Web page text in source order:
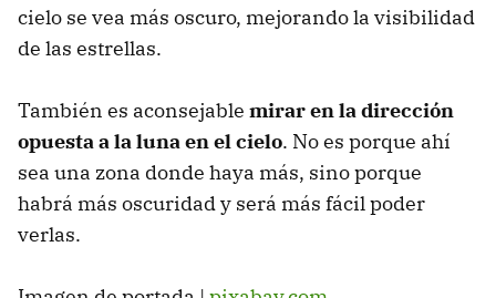
cielo se vea más oscuro, mejorando la visibilidad
de las estrellas.
También es aconsejable mirar en la dirección
opuesta a la luna en el cielo. No es porque ahí
sea una zona donde haya más, sino porque
habrá más oscuridad y será más fácil poder
verlas.